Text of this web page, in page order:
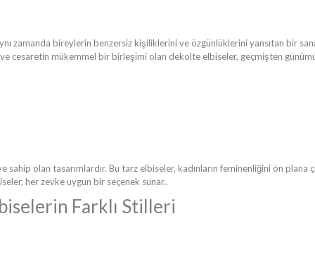
zamanda bireylerin benzersiz kişiliklerini ve özgünlüklerini yansıtan bir
cesaretin mükemmel bir birleşimi olan dekolte elbiseler, geçmişten
olan tasarımlardır. Bu tarz elbiseler, kadınların feminenliğini ön plana
her zevke uygun bir seçenek sunar..
Farklı Stilleri